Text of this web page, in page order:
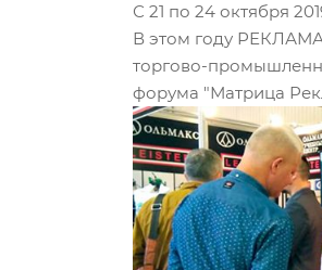
С 21 по 24 октября
В этом году РЕКЛАМА
торгово-
форума "Матрица